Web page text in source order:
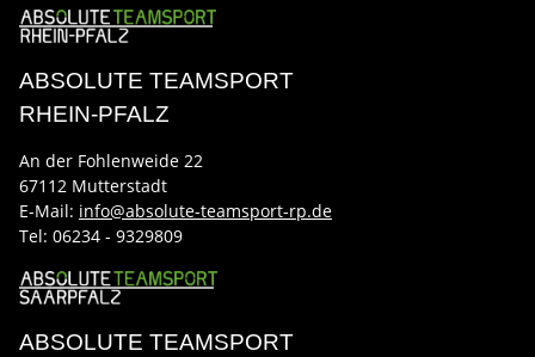
ABSOLUTE TEAMSPORT
RHEIN-PFALZ
An der Fohlenweide 22
67112 Mutterstadt
E-Mail: info@absolute-teamsport-rp.de
Tel: 06234 - 9329809
ABSOLUTE TEAMSPORT